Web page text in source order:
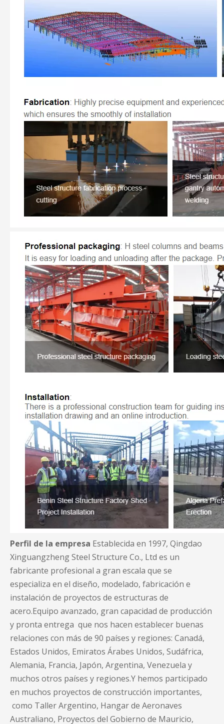
Perfil de la empresa Establecida en 1997, Qingdao
Xinguangzheng Steel Structure Co., Ltd es un
fabricante profesional a gran escala que se
especializa en el diseño, modelado, fabricación e
instalación de proyectos de estructuras de
acero.Equipo avanzado, gran capacidad de producción
y pronta entrega que nos hacen establecer buenas
relaciones con más de 90 países y regiones: Canadá,
Estados Unidos, Emiratos Árabes Unidos, Sudáfrica,
Alemania, Francia, Japón, Argentina, Venezuela y
muchos otros países y regiones.Y hemos participado
en muchos proyectos de construcción importantes,
como Taller Argentino, Hangar de Aeronaves
Australiano, Proyectos del Gobierno de Mauricio,